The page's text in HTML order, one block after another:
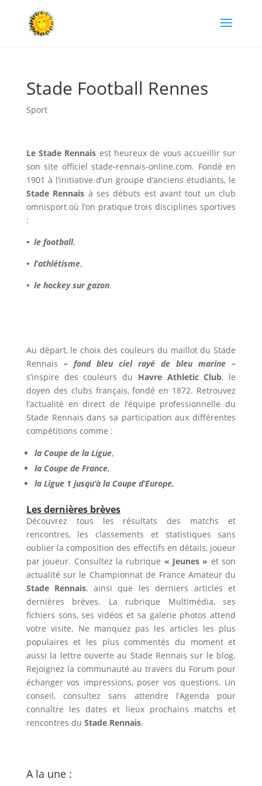
Stade Football Rennes
Sport
Le Stade Rennais est heureux de vous accueillir sur
son site officielstade-rennais-online.com. Fondé en
1901 à l’initiative d’un groupe d’anciens étudiants, le
Stade Rennais à ses débuts est avant tout un club
omnisportoù l’on pratique trois disciplines sportives
:
• le football,
• l’athlétisme,
• le hockey sur gazon.
Au départ, le choix des couleurs du maillot du Stade
Rennais – fond bleu ciel rayé de bleu marine –
s’inspire des couleurs du Havre Athletic Club, le
doyen des clubs français, fondé en 1872. Retrouvez
l’actualité en direct de l’équipe professionnelle du
Stade Rennais dans sa participation aux différentes
compétitions comme :
la Coupe de la Ligue,
la Coupe de France,
la Ligue 1 jusqu’à la Coupe d’Europe.
Les dernières brèves
Découvrez tous les résultats des matchs et
rencontres, les classements et statistiques sans
oublier la composition des effectifs en détails, joueur
par joueur. Consultez la rubrique « Jeunes » et son
actualité sur le Championnat de France Amateurdu
Stade Rennais, ainsi que les derniers articles et
dernières brèves. La rubrique Multimédia, ses
fichiers sons, ses vidéos et sa galerie photos attend
votre visite. Ne manquez pas les articles les plus
populaires et les plus commentés du moment et
aussi la lettre ouverteau Stade Rennais sur le blog.
Rejoignez la communauté au travers du Forum pour
échanger vos impressions, poser vos questions. Un
conseil, consultez sans attendre l’Agenda pour
connaître les dates et lieux prochains matchs et
rencontres du Stade Rennais.
A la une :